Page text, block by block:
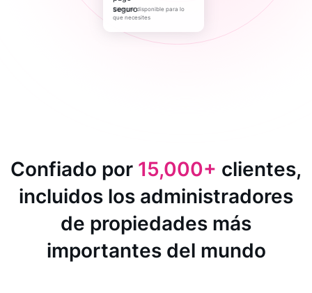
Siempre disponible para lo
que necesites
Confiado por 15,000+ clientes,
incluidos los administradores
de propiedades más
importantes del mundo